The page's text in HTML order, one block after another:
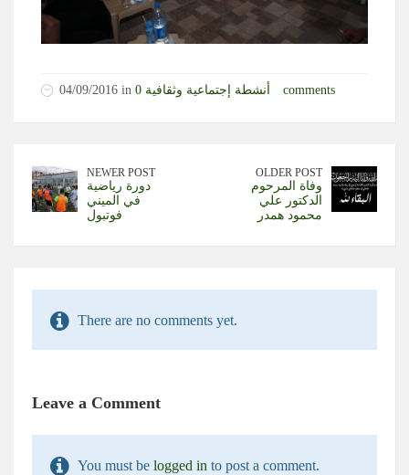
04/09/2016 in أنشطة إجتماعية وثقافية 0 comments
NEWER POST
دورة رياضية
في الميني
فوتبول
OLDER POST
وفاة المرحوم
الدكتور علي
محمود همدر
There are no comments yet.
Leave a Comment
You must be logged in to post a comment.